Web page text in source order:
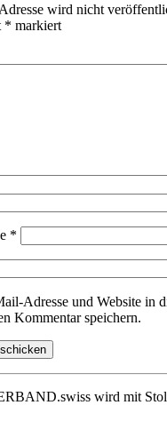
wird nicht
* markiert
*
Adresse und Website in
Kommentar speichern.
wird mit